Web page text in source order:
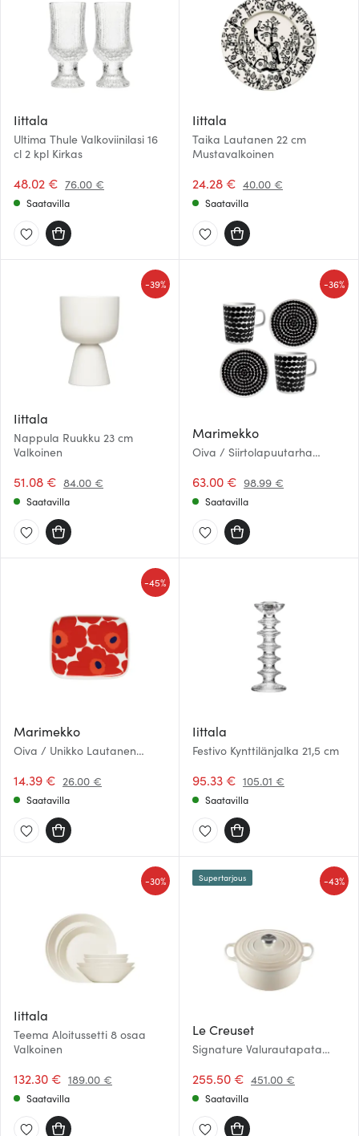
Iittala
Ultima Thule Valkoviinilasi 16
cl 2 kpl Kirkas
48.02 € 76.00 €
Saatavilla
Iittala
Taika Lautanen 22 cm
Mustavalkoinen
24.28 € 40.00 €
Saatavilla
Iittala
Nappula Ruukku 23 cm
Valkoinen
51.08 € 84.00 €
-39%
Saatavilla
Marimekko
Oiva / Siirtolapuutarha
63.00 € 98.99 €
-36%
Saatavilla
Marimekko
Oiva / Unikko Lautanen
14.39 € 26.00 €
-45%
Saatavilla
Iittala
Festivo Kynttilänjalka 21,5 cm
95.33 € 105.01 €
Saatavilla
Iittala
Teema Aloitussetti 8 osaa
Valkoinen
132.30 € 189.00 €
-30%
Saatavilla
Le Creuset
Signature Valurautapata
255.50 € 451.00 €
-43%
Supertarjous
Saatavilla